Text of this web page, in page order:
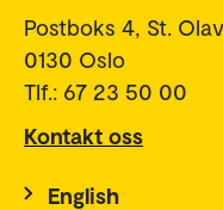
Postboks 4, St.
0130 Oslo
Tlf.: 67 23 50 00
Kontakt oss
English